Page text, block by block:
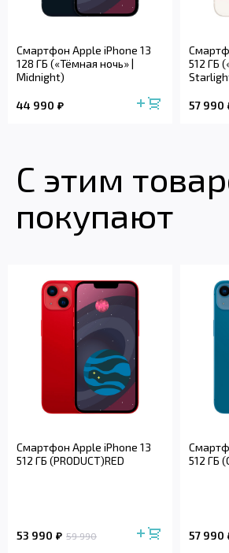
Смартфон Apple iPhone 13
128 ГБ («Тёмная ночь» |
Midnight)
44 990
512 ГБ
57 990
С этим
покупают
Смартфон Apple iPhone 13
512 ГБ (PRODUCT)RED
53 990 59 990
512 ГБ
57 990